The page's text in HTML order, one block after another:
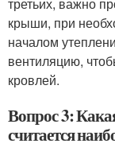
крыши, при
началом
вентиляцию,
кровлей.
Вопрос 3:
считается